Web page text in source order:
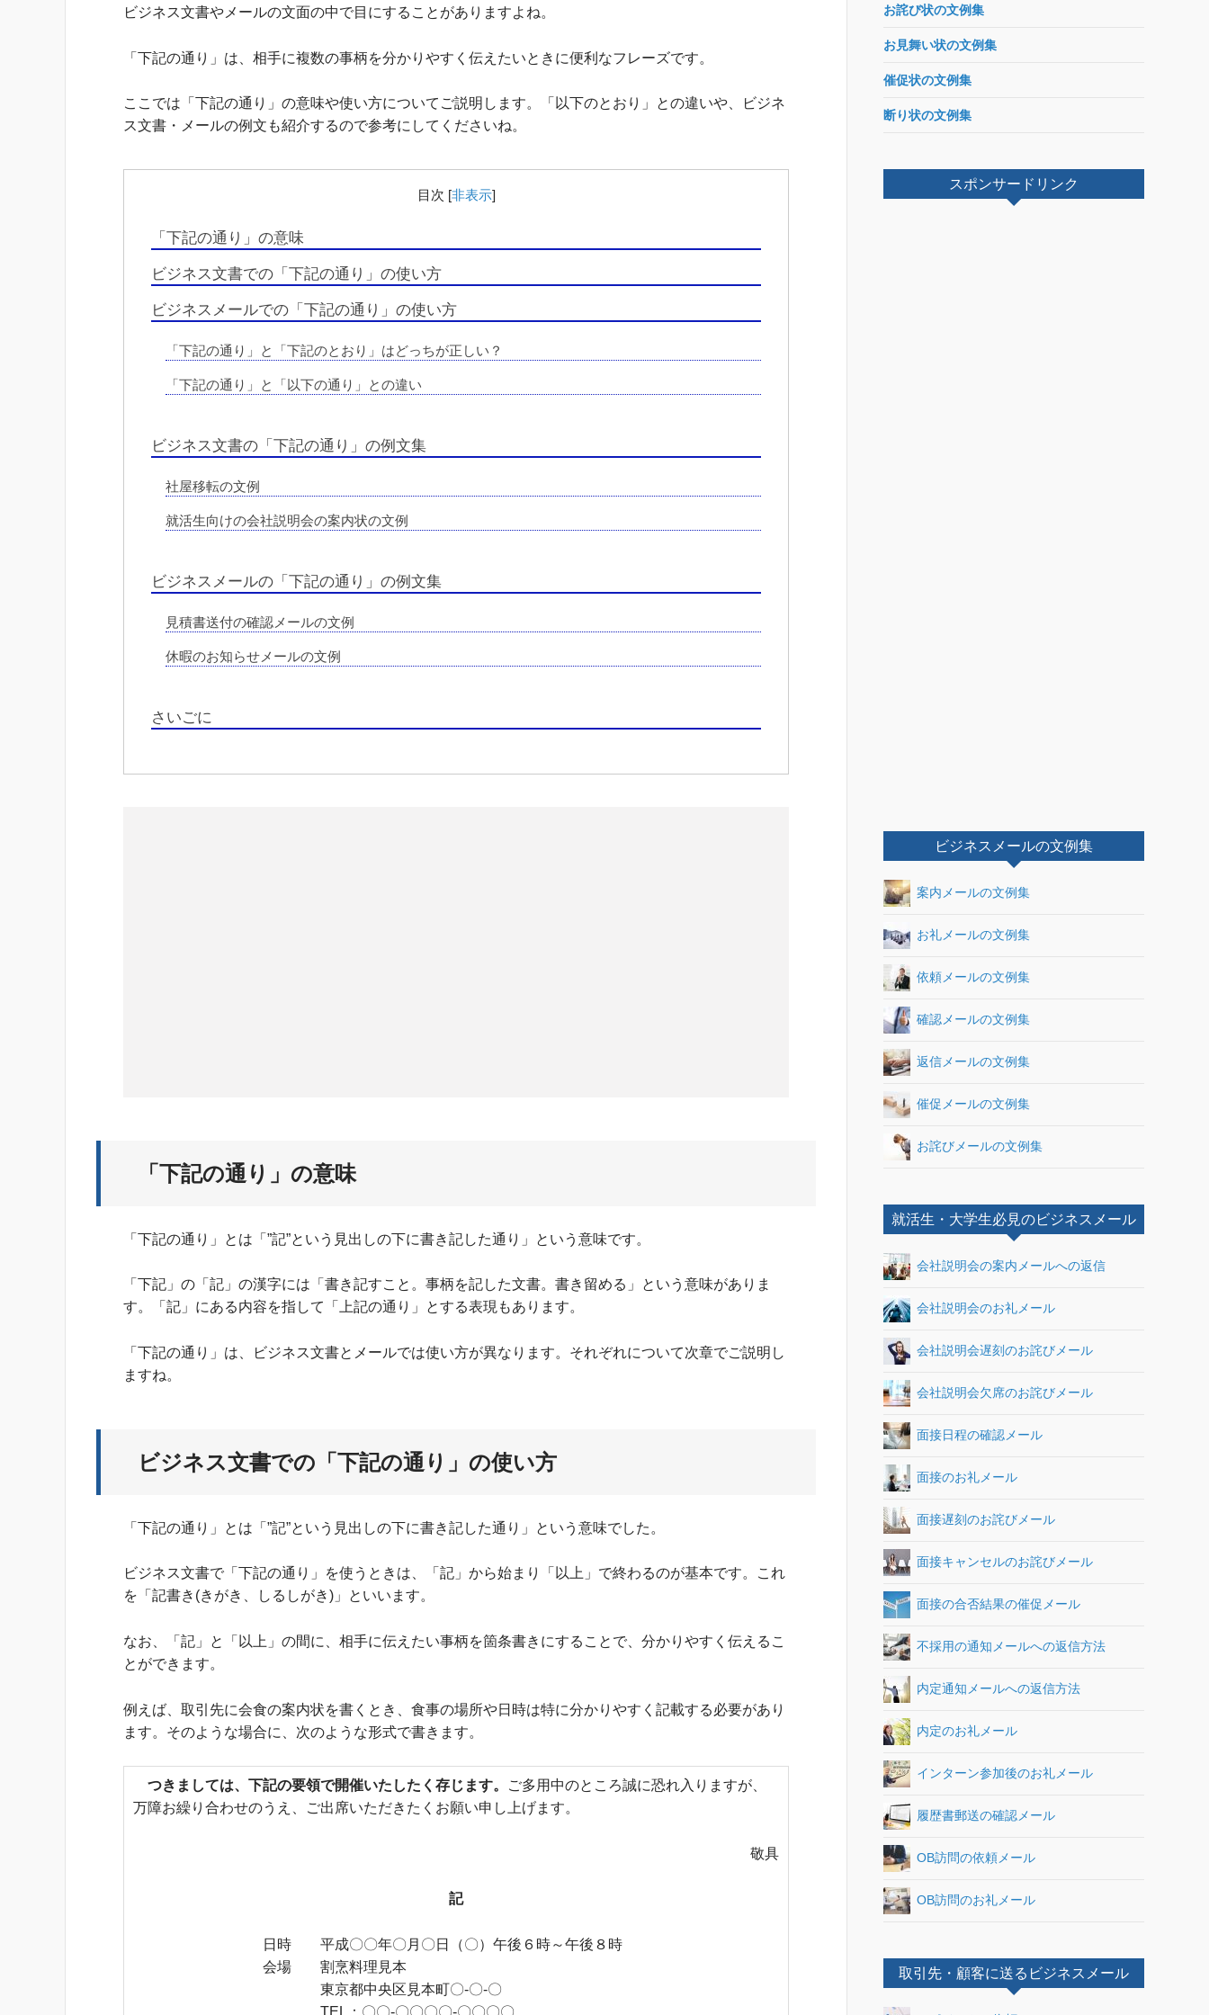
ビジネス文書やメールの文面の中で目にすることがありますよね。
「下記の通り」は、相手に複数の事柄を分かりやすく伝えたいときに便利なフレーズです。
ここでは「下記の通り」の意味や使い方についてご説明します。「以下のとおり」との違いや、ビジネ
ス文書・メールの例文も紹介するので参考にしてくださいね。
目次 [非表示]
「下記の通り」の意味
ビジネス文書での「下記の通り」の使い方
ビジネスメールでの「下記の通り」の使い方
「下記の通り」と「下記のとおり」はどっちが正しい？
「下記の通り」と「以下の通り」との違い
ビジネス文書の「下記の通り」の例文集
社屋移転の文例
就活生向けの会社説明会の案内状の文例
ビジネスメールの「下記の通り」の例文集
見積書送付の確認メールの文例
休暇のお知らせメールの文例
さいごに
「下記の通り」の意味
「下記の通り」とは「”記”という見出しの下に書き記した通り」という意味です。
「下記」の「記」の漢字には「書き記すこと。事柄を記した文書。書き留める」という意味がありま
す。「記」にある内容を指して「上記の通り」とする表現もあります。
「下記の通り」は、ビジネス文書とメールでは使い方が異なります。それぞれについて次章でご説明し
ますね。
ビジネス文書での「下記の通り」の使い方
「下記の通り」とは「”記”という見出しの下に書き記した通り」という意味でした。
ビジネス文書で「下記の通り」を使うときは、「記」から始まり「以上」で終わるのが基本です。これ
を「記書き(きがき、しるしがき)」といいます。
なお、「記」と「以上」の間に、相手に伝えたい事柄を箇条書きにすることで、分かりやすく伝えるこ
とができます。
例えば、取引先に会食の案内状を書くとき、食事の場所や日時は特に分かりやすく記載する必要があり
ます。そのような場合に、次のような形式で書きます。
つきましては、下記の要領で開催いたしたく存じます。
ご多用中のところ誠に恐れ入りますが、
万障お繰り合わせのうえ、ご出席いただきたくお願い申し上げます。
敬具
記
日時 平成〇〇年〇月〇日（〇）午後６時～午後８時
会場 割烹料理見本
東京都中央区見本町〇-〇-〇
TEL：〇〇-〇〇〇〇-〇〇〇〇
お詫び状の文例集
お見舞い状の文例集
催促状の文例集
断り状の文例集
スポンサードリンク
ビジネスメールの文例集
案内メールの文例集
お礼メールの文例集
依頼メールの文例集
確認メールの文例集
返信メールの文例集
催促メールの文例集
お詫びメールの文例集
就活生・大学生必見のビジネスメール
会社説明会の案内メールへの返信
会社説明会のお礼メール
会社説明会遅刻のお詫びメール
会社説明会欠席のお詫びメール
面接日程の確認メール
面接のお礼メール
面接遅刻のお詫びメール
面接キャンセルのお詫びメール
面接の合否結果の催促メール
不採用の通知メールへの返信方法
内定通知メールへの返信方法
内定のお礼メール
インターン参加後のお礼メール
履歴書郵送の確認メール
OB訪問の依頼メール
OB訪問のお礼メール
取引先・顧客に送るビジネスメール